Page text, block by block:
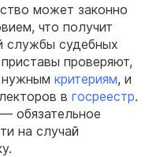
может законно
что получит
службы судебных
проверяют,
нужным критериям, и
в госреестр.
— обязательное
на случай